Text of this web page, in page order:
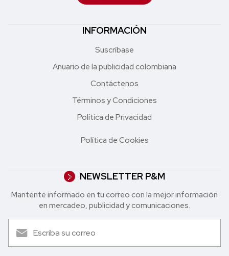
INFORMACIÓN
Suscríbase
Anuario de la publicidad colombiana
Contáctenos
Términos y Condiciones
Política de Privacidad
Política de Cookies
NEWSLETTER P&M
Mantente informado en tu correo con la mejor in formación
en mercadeo, publicidad y comunicaciones.